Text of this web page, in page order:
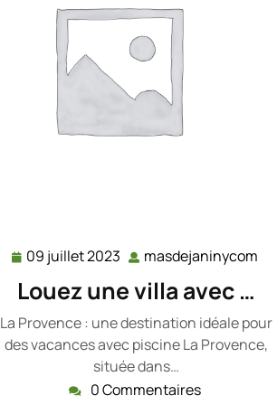
09 juillet 2023 09
juillet
2023
masdejaninycom
Louez une villa avec …
La Provence : une destination idéale pour
des vacances avec piscine La Provence,
située dans…
0 Commentaires